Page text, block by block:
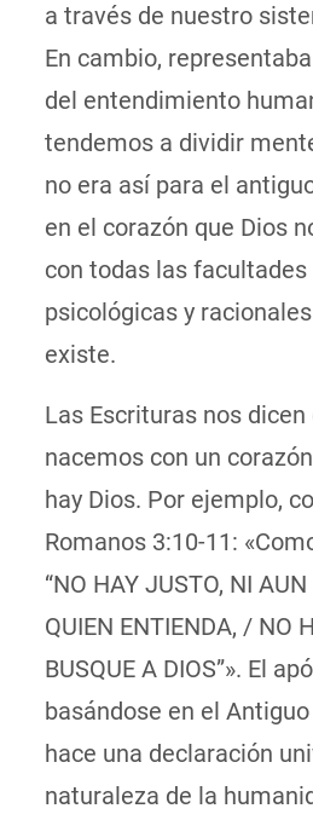
a través de nuestro
En cambio,
del entendimiento
tendemos a dividir
no era así para el
en el corazón que Dios
con todas las
psicológicas y
existe.
Las Escrituras nos
nacemos con un
hay Dios. Por ejemplo,
Romanos 3:10-11:
“NO HAY JUSTO, NI
QUIEN ENTIENDA, / NO
BUSQUE A DIOS”». El
basándose en el
hace una declaración
naturaleza de la